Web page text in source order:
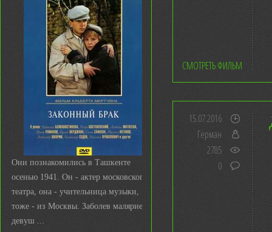
Они познакомились в Ташкенте
осенью 1941. Он - актер московского
театра, она - учительница музыки,
тоже - из Москвы. Заболев малярией,
девуш ...
СМОТРЕТЬ ФИЛЬМ
15.07.2016
Герман
2785
0